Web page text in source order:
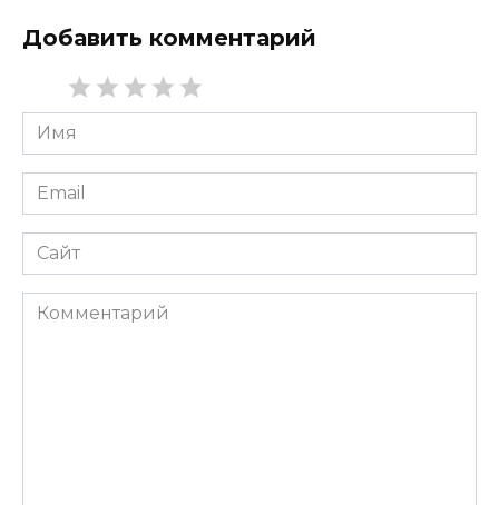
Добавить комментарий
Имя
*
Email
*
Сайт
Комментарий